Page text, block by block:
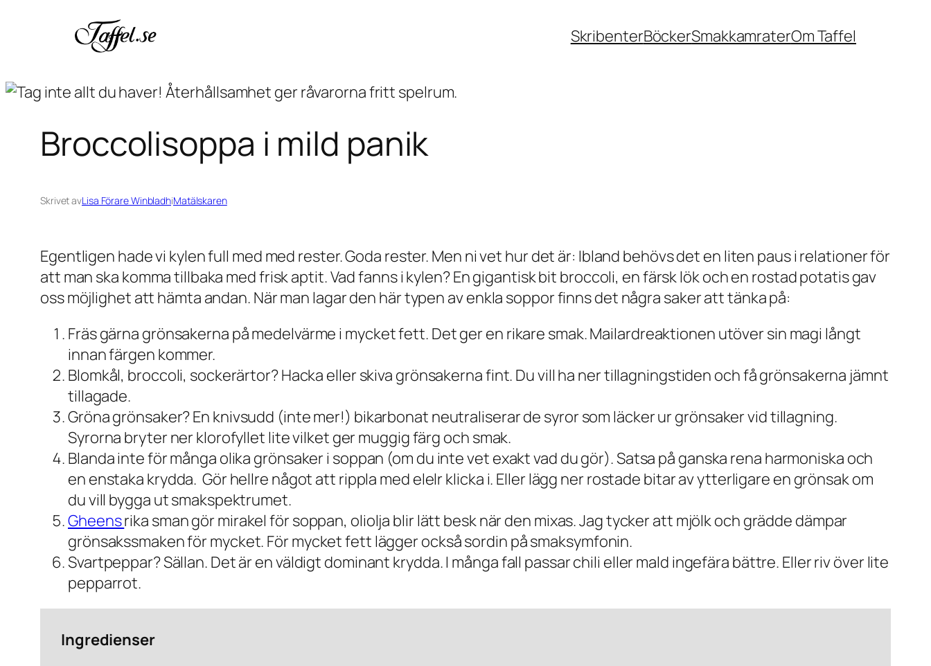
SkribenterBöckerSmakkamraterOm Taffel
Broccolisoppa i mild panik
Skrivet avLisa Förare WinbladhiMatälskaren
Egentligen hade vi kylen full med med rester. Goda rester. Men ni vet hur det är: Ibland behövs det en liten paus i relationer för
att man ska komma tillbaka med frisk aptit. Vad fanns i kylen? En gigantisk bit broccoli, en färsk lök och en rostad potatis gav
oss möjlighet att hämta andan. När man lagar den här typen av enkla soppor finns det några saker att tänka på:
Fräs gärna grönsakerna på medelvärme i mycket fett. Det ger en rikare smak. Mailardreaktionen utöver sin magi långt
innan färgen kommer.
Blomkål, broccoli, sockerärtor? Hacka eller skiva grönsakerna fint. Du vill ha ner tillagningstiden och få grönsakerna jämnt
tillagade.
Gröna grönsaker? En knivsudd (inte mer!) bikarbonat neutraliserar de syror som läcker ur grönsaker vid tillagning.
Syrorna bryter ner klorofyllet lite vilket ger muggig färg och smak.
Blanda inte för många olika grönsaker i soppan (om du inte vet exakt vad du gör). Satsa på ganska rena harmoniska och
en enstaka krydda. Gör hellre något att rippla med elelr klicka i. Eller lägg ner rostade bitar av ytterligare en grönsak om
du vill bygga ut smakspektrumet.
Gheensrika sman gör mirakel för soppan, oliolja blir lätt besk när den mixas. Jag tycker att mjölk och grädde dämpar
grönsakssmaken för mycket. För mycket fett lägger också sordin på smaksymfonin.
Svartpeppar? Sällan. Det är en väldigt dominant krydda. I många fall passar chili eller mald ingefära bättre. Eller riv över lite
pepparrot.
Ingredienser